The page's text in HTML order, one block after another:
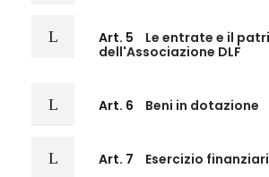
Art. 5
Le entrate e il
dell'Associazione DLF
Art. 6 Beni in dotazione
Art. 7 Esercizio